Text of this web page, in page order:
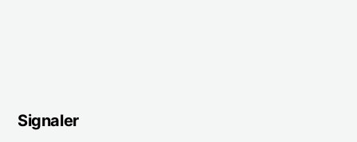
Signaler